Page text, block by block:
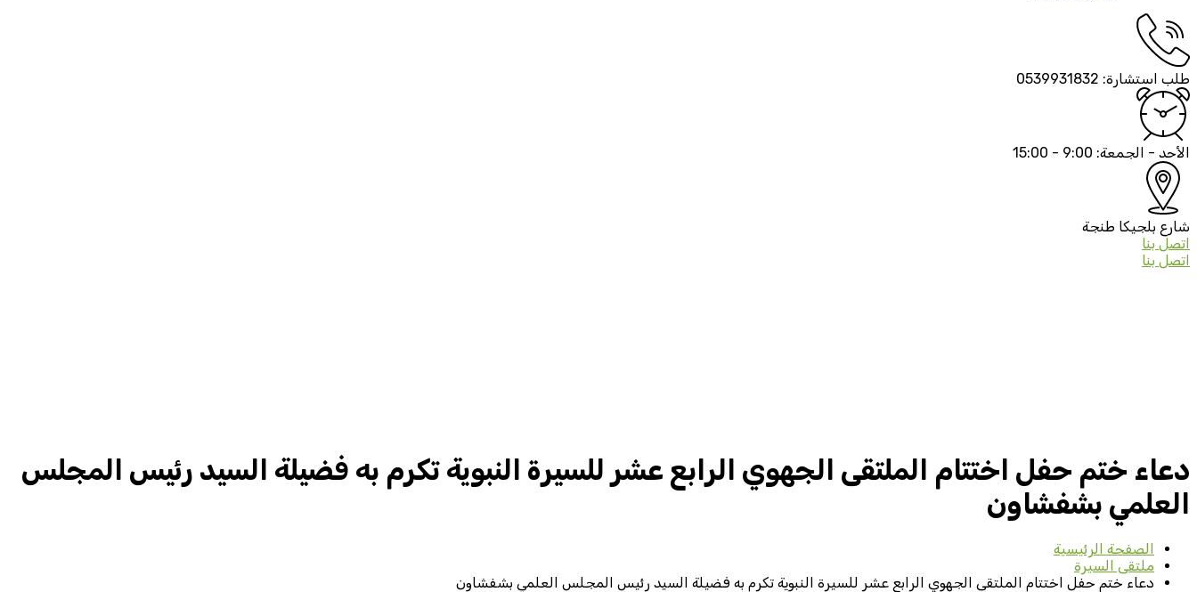
طلب استشارة: 0539931832
الأحد - الجمعة: 9:00 - 15:00
شارع بلجيكا طنجة
اتصل بنا
اتصل بنا
دعاء ختم حفل اختتام الملتقى الجهوي الرابع عشر للسيرة النبوية تكرم به فضيلة السيد رئيس المجلس
العلمي بشفشاون
الصفحة الرئيسية
ملتقى السيرة
دعاء ختم حفل اختتام الملتقى الجهوي الرابع عشر للسيرة النبوية تكرم به فضيلة السيد رئيس المجلس العلمي بشفشاون